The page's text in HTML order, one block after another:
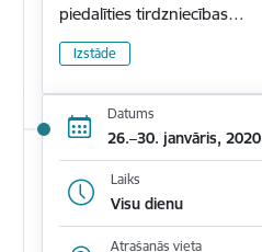
piedalīties tirdzniecības…
Izstāde
Datums
26.–30. janvāris, 2020
Laiks
Visu dienu
Atrašanās vieta